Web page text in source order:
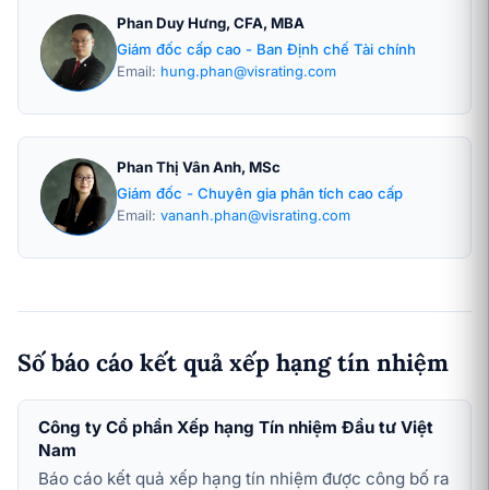
Phan Duy Hưng, CFA, MBA
Giám đốc cấp cao - Ban Định chế Tài chính
Email: hung.phan@visrating.com
Phan Thị Vân Anh, MSc
Giám đốc - Chuyên gia phân tích cao cấp
Email: vananh.phan@visrating.com
Số báo cáo kết quả xếp hạng tín nhiệm
Công ty Cổ phần Xếp hạng Tín nhiệm Đầu tư Việt
Nam
Báo cáo kết quả xếp hạng tín nhiệm được công bố ra